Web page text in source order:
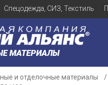
Спецодежда, СИЗ, Текстиль
МАТЕРИАЛЫ
и отделочные материалы